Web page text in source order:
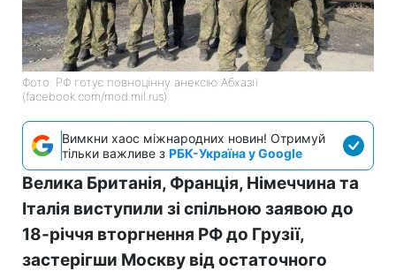
Фото: РФ готує повноцінну анексію Абхазії
(facebook.com/mod.mil.rus)
Вимкни хаос міжнародних новин! Отримуй
тільки важливе з РБК-Україна у Google
Велика Британія, Франція, Німеччина та
Італія виступили зі спільною заявою до
18-річчя вторгнення РФ до Грузії,
застерігши Москву від остаточного